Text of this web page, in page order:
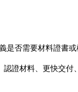
否需要材料證書
認證材料、更快交